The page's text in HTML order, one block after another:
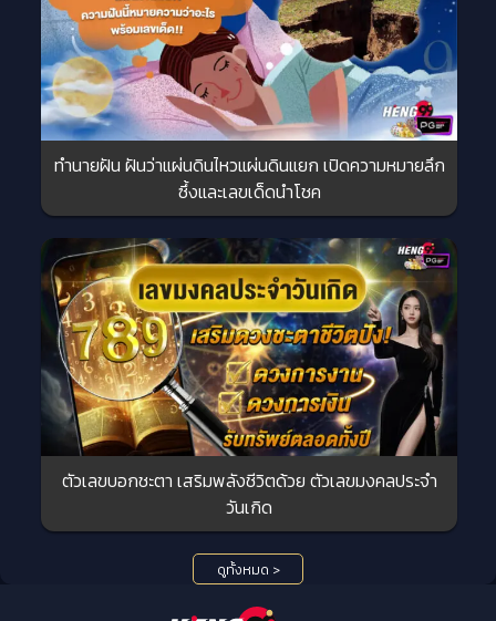
ทำนายฝัน ฝันว่าแผ่นดินไหวแผ่นดินแยก เปิดความหมายลึก
ซึ้งและเลขเด็ดนำโชค
ตัวเลขบอกชะตา เสริมพลังชีวิตด้วย ตัวเลขมงคลประจำ
วันเกิด
ดูทั้งหมด >